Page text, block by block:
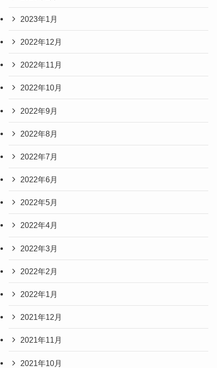
2023年1月
2022年12月
2022年11月
2022年10月
2022年9月
2022年8月
2022年7月
2022年6月
2022年5月
2022年4月
2022年3月
2022年2月
2022年1月
2021年12月
2021年11月
2021年10月